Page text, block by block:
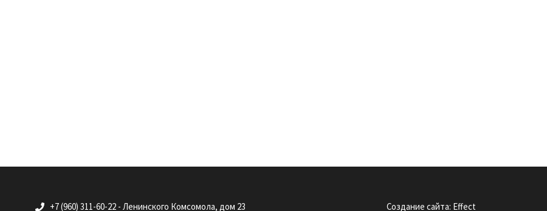
+7 (960) 311-60-22 - Ленинского Комсомола, дом 23 Создание сайта: Effect